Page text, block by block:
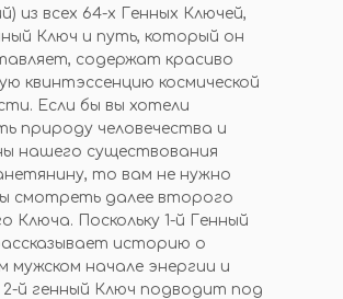
из всех 64-х Генных Ключей,
Ключ и путь, который он
содержат красиво
квинтэссенцию космической
Если бы вы хотели
природу человечества и
нашего существования
то вам не нужно
смотреть далее второго
Ключа. Поскольку 1-й Генный
историю о
мужском начале энергии и
2-й генный Ключ подводит под